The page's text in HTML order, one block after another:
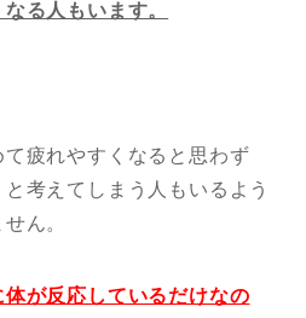
る人もいます。
疲れやすくなると思わず
と考えてしまう人もいるよう
ん。
が反応しているだけなの